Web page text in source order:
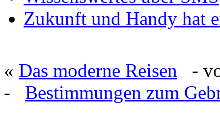
Zukunft und Handy hat
« Das moderne Reisen -
- Bestimmungen zum